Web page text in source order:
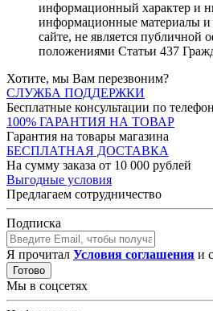
информационный характер и
информационные материалы
сайте, не является публичной
положениями Статьи 437
Хотите, мы Вам перезвоним?
СЛУЖБА ПОДДЕРЖКИ
Бесплатные консультации по
100% ГАРАНТИЯ НА ТОВАР
Гарантия на товары магазина
БЕСПЛАТНАЯ ДОСТАВКА
На сумму заказа от 10 000 рублей
Выгодные условия
Предлагаем сотрудничество
Подписка
Я прочитал Условия соглашения и
Готово
Мы в соцсетях